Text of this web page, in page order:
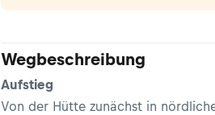
Wegbeschreibung
Aufstieg
Von der Hütte zunächst in